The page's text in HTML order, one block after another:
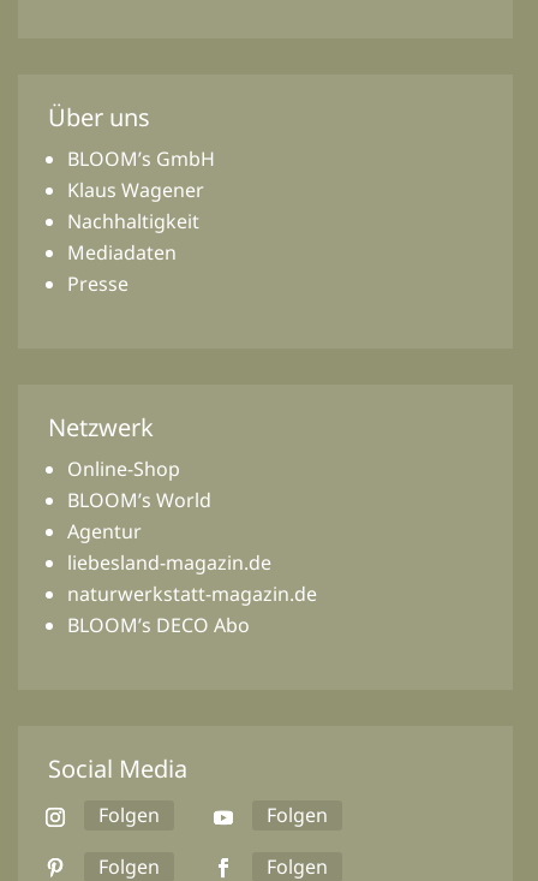
Über uns
BLOOM’s GmbH
Klaus Wagener
Nachhaltigkeit
Mediadaten
Presse
Netzwerk
Online-Shop
BLOOM’s World
Agentur
liebesland-magazin.de
naturwerkstatt-magazin.de
BLOOM’s DECO Abo
Social Media
Folgen
Folgen
Folgen
Folgen